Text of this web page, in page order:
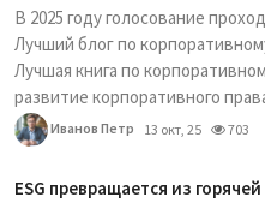
В 2025 году голосование
Лучший блог по
Лучшая книга по
развитие корпоративного
Иванов Петр 13 окт, 25 703
ESG превращается из